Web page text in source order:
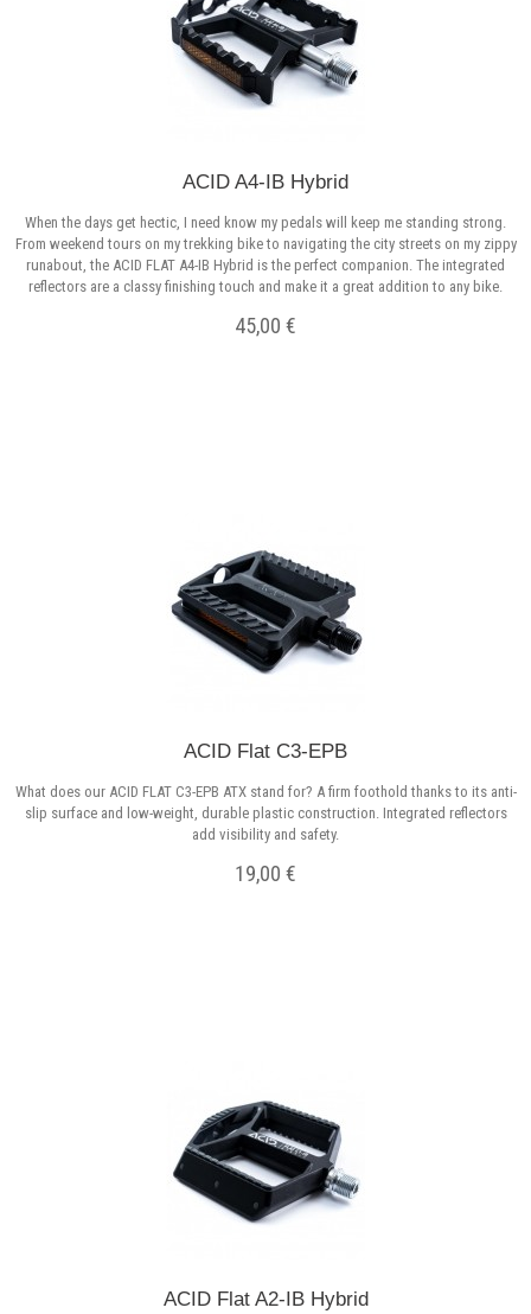
ACID A4-IB Hybrid
When the days get hectic, I need know my pedals will keep me standing strong.
From weekend tours on my trekking bike to navigating the city streets on my zippy
runabout, the ACID FLAT A4-IB Hybrid is the perfect companion. The integrated
reflectors are a classy finishing touch and make it a great addition to any bike.
45,00 €
ACID Flat C3-EPB
What does our ACID FLAT C3-EPB ATX stand for? A firm foothold thanks to its anti-
slip surface and low-weight, durable plastic construction. Integrated reflectors
add visibility and safety.
19,00 €
ACID Flat A2-IB Hybrid